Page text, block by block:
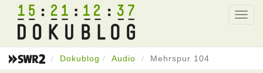
15 21 12 37
Dokublog Audio Mehrspur 104